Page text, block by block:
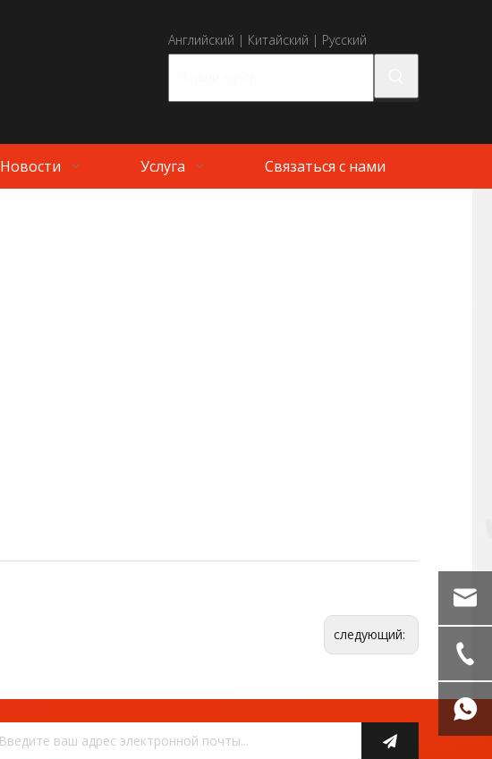
Английский | Китайский | Русский
Новости Услуга Связаться с нами
следующий: